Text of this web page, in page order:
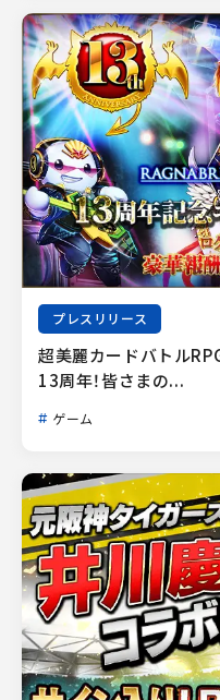
プレスリリース
超美麗カードバトル
13周年！皆さまの...
ゲーム